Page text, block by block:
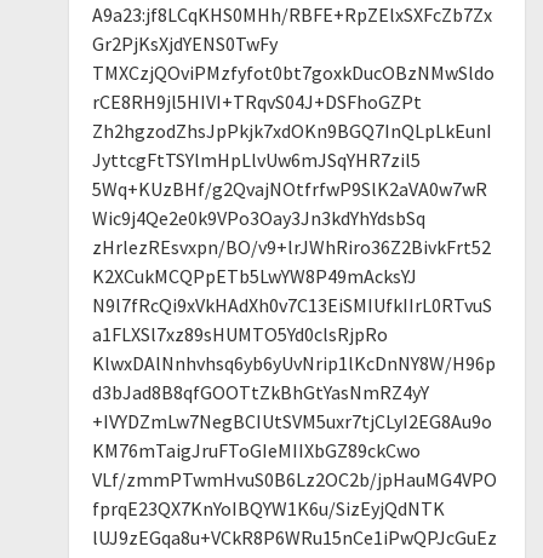
A9a23:jf8LCqKHS0MHh/RBFE+RpZElxSXFcZb7Zx
Gr2PjKsXjdYENS0TwFy
TMXCzjQOviPMzfyfot0bt7goxkDucOBzNMwSldo
rCE8RH9jl5HIVI+TRqvS04J+DSFhoGZPt
Zh2hgzodZhsJpPkjk7xdOKn9BGQ7InQLpLkEunI
JyttcgFtTSYlmHpLlvUw6mJSqYHR7zil5
5Wq+KUzBHf/g2QvajNOtfrfwP9SlK2aVA0w7wR
Wic9j4Qe2e0k9VPo3Oay3Jn3kdYhYdsbSq
zHrlezREsvxpn/BO/v9+lrJWhRiro36Z2BivkFrt52
K2XCukMCQPpETb5LwYW8P49mAcksYJ
N9l7fRcQi9xVkHAdXh0v7C13EiSMIUfkIIrL0RTvuS
a1FLXSl7xz89sHUMTO5Yd0clsRjpRo
KlwxDAlNnhvhsq6yb6yUvNrip1lKcDnNY8W/H96p
d3bJad8B8qfGOOTtZkBhGtYasNmRZ4yY
+IVYDZmLw7NegBCIUtSVM5uxr7tjCLyI2EG8Au9o
KM76mTaigJruFToGIeMIIXbGZ89ckCwo
VLf/zmmPTwmHvuS0B6Lz2OC2b/jpHauMG4VPO
fprqE23QX7KnYoIBQYW1K6u/SizEyjQdNTK
lUJ9zEGqa8u+VCkR8P6WRu15nCe1iPwQPJcGuEz